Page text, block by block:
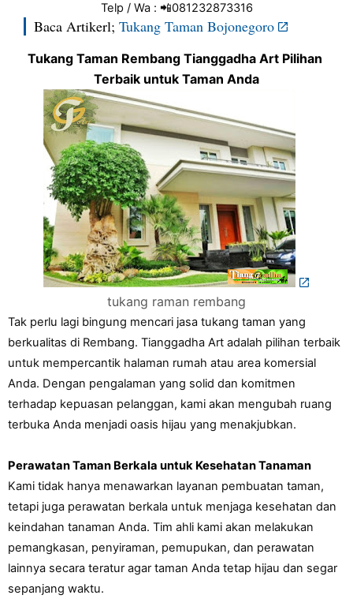
Telp / Wa : 📲081232873316
Baca Artikerl; Tukang Taman Bojonegoro
Tukang Taman Rembang Tianggadha Art Pilihan
Terbaik untuk Taman Anda
tukang raman rembang
Tak perlu lagi bingung mencari jasa tukang taman yang
berkualitas di Rembang. Tianggadha Art adalah pilihan terbaik
untuk mempercantik halaman rumah atau area komersial
Anda. Dengan pengalaman yang solid dan komitmen
terhadap kepuasan pelanggan, kami akan mengubah ruang
terbuka Anda menjadi oasis hijau yang menakjubkan.
Perawatan Taman Berkala untuk Kesehatan Tanaman
Kami tidak hanya menawarkan layanan pembuatan taman,
tetapi juga perawatan berkala untuk menjaga kesehatan dan
keindahan tanaman Anda. Tim ahli kami akan melakukan
pemangkasan, penyiraman, pemupukan, dan perawatan
lainnya secara teratur agar taman Anda tetap hijau dan segar
sepanjang waktu.